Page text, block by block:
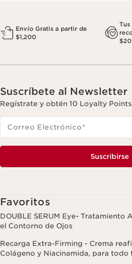
Envío Gratis a partir de
$1,200
Tus
Suscríbete al Newsletter
Regístrate y obtén 10 Loyalty Points
Correo Electrónico*
Suscribirse
Favoritos
DOUBLE SERUM Eye- Tratamiento
el Contorno de Ojos
Recarga Extra-Firming - Crema
Colágeno y Niacinamida, para todo